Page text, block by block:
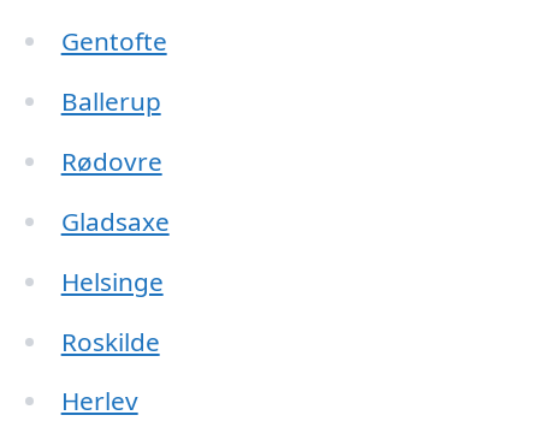
Gentofte
Ballerup
Rødovre
Gladsaxe
Helsinge
Roskilde
Herlev